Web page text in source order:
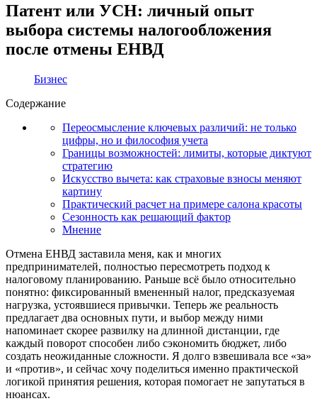
Патент или УСН: личный опыт
выбора системы налогообложения
после отмены ЕНВД
Бизнес
Содержание
Переосмысление ключевых различий: не только
цифры, но и философия учета
Границы возможностей: лимиты, которые диктуют
стратегию
Искусство вычета: как страховые взносы меняют
картину
Практический расчет на примере салона красоты
Сезонность как решающий фактор
Мнение
Отмена ЕНВД заставила меня, как и многих
предпринимателей, полностью пересмотреть подход к
налоговому планированию. Раньше всё было относительно
понятно: фиксированный вмененный налог, предсказуемая
нагрузка, устоявшиеся привычки. Теперь же реальность
предлагает два основных пути, и выбор между ними
напоминает скорее развилку на длинной дистанции, где
каждый поворот способен либо сэкономить бюджет, либо
создать неожиданные сложности. Я долго взвешивала все «за»
и «против», и сейчас хочу поделиться именно практической
логикой принятия решения, которая помогает не запутаться в
нюансах.